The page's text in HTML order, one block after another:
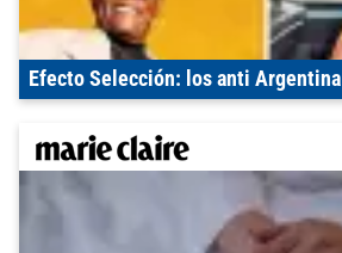
Efecto Selección: los anti Argentina